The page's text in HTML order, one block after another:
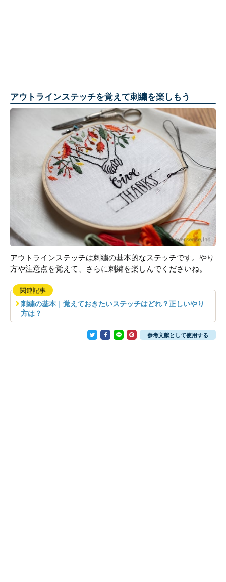
アウトラインステッチを覚えて刺繍を楽しもう
アウトラインステッチは刺繍の基本的なステッチです。やり
方や注意点を覚えて、さらに刺繍を楽しんでくださいね。
関連記事
刺繍の基本｜覚えておきたいステッチはどれ？正しいやり
方は？
参考文献として使用する